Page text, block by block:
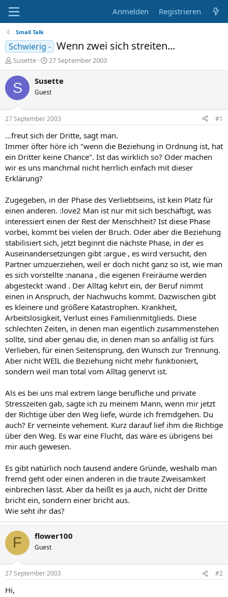
Anmelden Registrieren
Small Talk
Schwierig - Wenn zwei sich streiten...
E
r
s
t
e
r
Susette
E
r
s
e
l
t
a
m
27 September 2003
S Susette
Guest
27 September 2003 #1
...freut sich der Dritte, sagt man.
Immer öfter höre ich "wenn die Beziehung in Ordnung ist, hat
ein Dritter keine Chance". Ist das wirklich so? Oder machen
wir es uns manchmal nicht herrlich einfach mit dieser
Erklärung?
Zugegeben, in der Phase des Verliebtseins, ist kein Platz für
einen anderen. :love2 Man ist nur mit sich beschäftigt, was
interessiert einen der Rest der Menschheit? Ist diese Phase
vorbei, kommt bei vielen der Bruch. Oder aber die Beziehung
stabilisiert sich, jetzt beginnt die nächste Phase, in der es
Auseinandersetzungen gibt :argue , es wird versucht, den
Partner umzuerziehen, weil er doch nicht ganz so ist, wie man
es sich vorstellte :nanana , die eigenen Freiräume werden
abgesteckt :wand . Der Alltag kehrt ein, der Beruf nimmt
einen in Anspruch, der Nachwuchs kommt. Dazwischen gibt
es kleinere und größere Katastrophen. Krankheit,
Arbeitslosigkeit, Verlust eines Familienmitglieds. Diese
schlechten Zeiten, in denen man eigentlich zusammenstehen
sollte, sind aber genau die, in denen man so anfällig ist fürs
Verlieben, für einen Seitensprung, den Wunsch zur Trennung.
Aber nicht WEIL die Beziehung nicht mehr funktioniert,
sondern weil man total vom Alltag genervt ist.
Als es bei uns mal extrem lange berufliche und private
Stresszeiten gab, sagte ich zu meinem Mann, wenn mir jetzt
der Richtige über den Weg liefe, würde ich fremdgehen. Du
auch? Er verneinte vehement. Kurz darauf lief ihm die Richtige
über den Weg. Es war eine Flucht, das wäre es übrigens bei
mir auch gewesen.
Es gibt natürlich noch tausend andere Gründe, weshalb man
fremd geht oder einen anderen in die traute Zweisamkeit
einbrechen lässt. Aber da heißt es ja auch, nicht der Dritte
bricht ein, sondern einer bricht aus.
Wie seht ihr das?
F flower100
Guest
27 September 2003 #2
Hi,